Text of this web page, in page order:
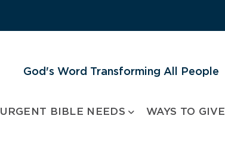
God's Word Transforming All People
URGENT BIBLE NEEDS WAYS TO GIVE